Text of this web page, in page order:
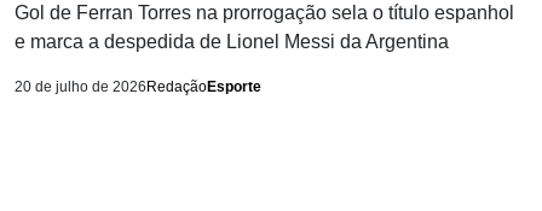
Gol de Ferran Torres na prorrogação sela o título espanhol
e marca a despedida de Lionel Messi da Argentina
20 de julho de 2026 RedaçãoEsporte